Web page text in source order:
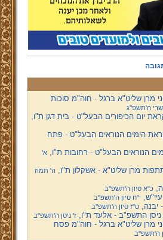
מרן שליט"א ברגל - חוה"מ סוכות
ה'תשפ''ג
יום הכיפורים הבעל"ט - בית דגן ת"ו,
הימים הנוראים הבעל"ט - פתח
הנוראים הבעל"ט - רחובות ת"ו,א'
מרן שליט"א - אשקלון ת"ו, ה' תמוז
כ"א סיון ה'תשפ''ב
י"ח סיון ה'תשפ''ב
יבנה,ט"ז סיון ה'תשפ''ב
ז' ניסן ה'תשפ''ב
מרן שליט"א ברגל - חוה"מ פסח
ה'תשפ''ב